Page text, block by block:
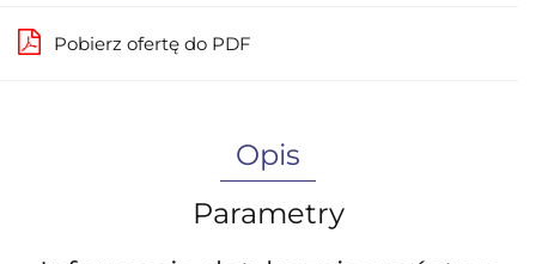
Pobierz ofertę do PDF
Opis
Parametry